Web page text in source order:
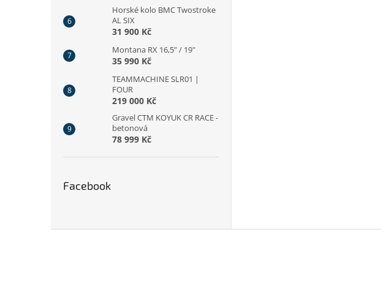
Horské kolo BMC Twostroke
AL SIX
31 900 Kč
Montana RX 16,5" / 19"
35 990 Kč
TEAMMACHINE SLR01 |
FOUR
219 000 Kč
Gravel CTM KOYUK CR RACE -
betonová
78 999 Kč
Facebook